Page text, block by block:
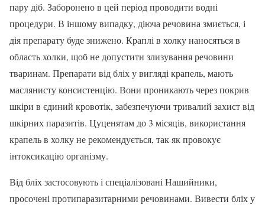
пару діб. Заборонено в цей період проводити водні
процедури. В іншому випадку, діюча речовина змиється, і
дія препарату буде знижено. Краплі в холку наносяться в
область холки, щоб не допустити злизування речовини
тваринам. Препарати від бліх у вигляді крапель, мають
маслянисту консистенцію. Вони проникають через покрив
шкіри в єдиний кровотік, забезпечуючи тривалий захист від
шкірних паразитів. Цуценятам до 3 місяців, використання
крапель в холку не рекомендується, так як провокує
інтоксикацію організму.
Від бліх застосовують і спеціалізовані Нашийники,
просочені протипаразитарними речовинами. Вивести бліх у